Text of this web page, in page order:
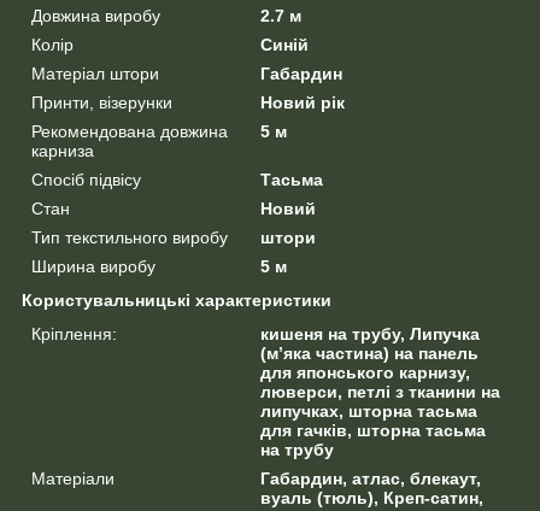
Довжина виробу
2.7 м
Колір
Синій
Матеріал штори
Габардин
Принти, візерунки
Новий рік
Рекомендована довжина
карниза
5 м
Спосіб підвісу
Тасьма
Стан
Новий
Тип текстильного виробу
штори
Ширина виробу
5 м
Користувальницькі характеристики
Кріплення:
кишеня на трубу, Липучка
(м’яка частина) на панель
для японського карнизу,
люверси, петлі з тканини на
липучках, шторна тасьма
для гачків, шторна тасьма
на трубу
Матеріали
Габардин, атлас, блекаут,
вуаль (тюль), Креп-сатин,